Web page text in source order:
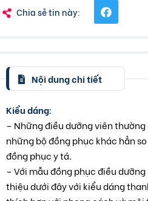
Chia sẻ tin này:
Nội dung chi tiết
Kiểu dáng:
– Những điều dưỡng viên
những bộ đồng phục khác hẳn
đồng phục y tá.
– Với mẫu đồng phục điều dưỡng
thiệu dưới đây với kiểu dáng